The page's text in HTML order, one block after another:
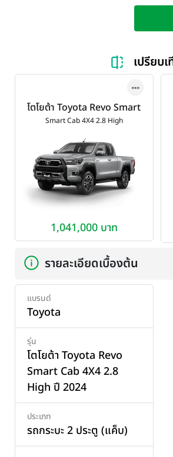
เปรียบ
โตโยต้า Toyota Revo Smart
Cab 4X4 2.8 High ปี 2024
Smart Cab 4X4 2.8 High
1,041,000 บาท
รายละเอียดเบื้องต้น
แบรนด์
Toyota
รุ่น
โตโยต้า Toyota Revo
Smart Cab 4X4 2.8
High ปี 2024
ประเภท
รถกระบะ 2 ประตู (แค็บ)